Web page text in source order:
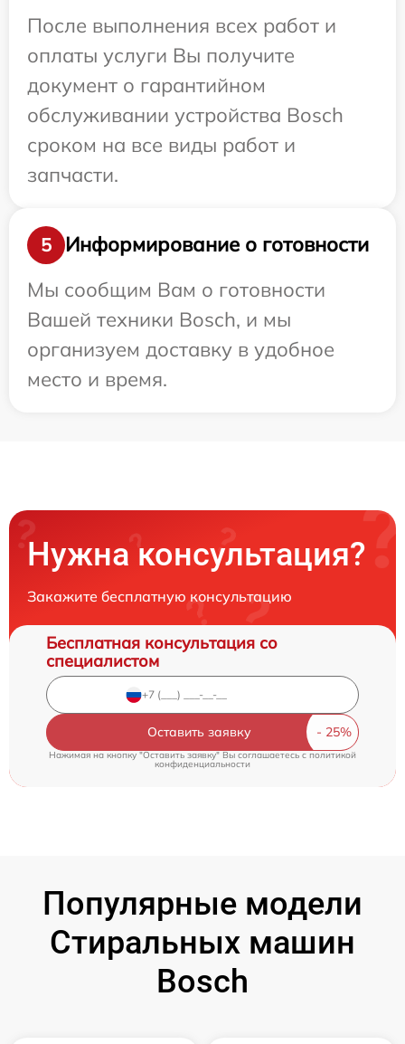
После выполнения всех работ и
оплаты услуги Вы получите
документ о гарантийном
обслуживании устройства Bosch
сроком на все виды работ и
запчасти.
5
Информирование о готовности
Мы сообщим Вам о готовности
Вашей техники Bosch, и мы
организуем доставку в удобное
место и время.
Нужна консультация?
Закажите бесплатную консультацию
Бесплатная консультация со
специалистом
Оставить заявку
Нажимая на кнопку "Оставить заявку" Вы соглашаетесь cполитикой
конфиденциальности
Популярные модели
Стиральных машин
Bosch